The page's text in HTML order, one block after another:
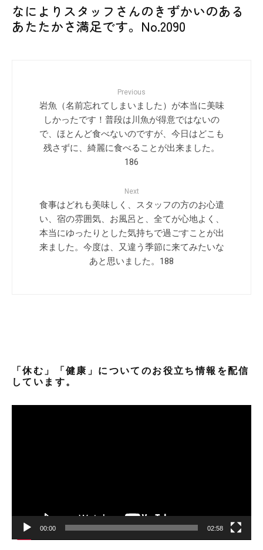
なによりスタッフさんのきずかいのある
あたたかさ満足です。No.2090
Previous
岩魚（名前忘れてしまいました）が本当に美味
しかったです！普段は川魚が得意ではないの
で、ほとんど食べないのですが、今日はどこも
残さずに、綺麗に食べることが出来ました。
186
Next
食事はどれも美味しく、スタッフの方のお心遣
い、宿の雰囲気、お風呂と、全てが心地よく、
本当にゆったりとした気持ちで過ごすことが出
来ました。今度は、又違う季節に来てみたいな
あと思いました。188
「休む」「健康」についてのお役立ち情報を配信
しています。
00:00 02:58